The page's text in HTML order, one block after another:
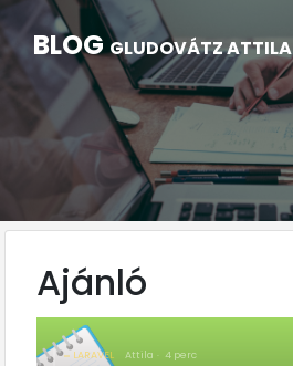
BLOGGLUDOVÁTZ ATTILA
Ajánló
LARAVEL Attila 4 perc